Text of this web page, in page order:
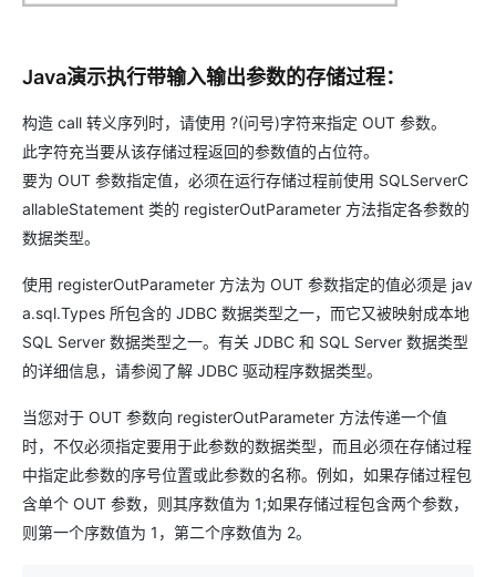
Java演示执行带输入输出参数的存储过程：
构造 call 转义序列时，请使用 ?(问号)字符来指定 OUT 参数。
此字符充当要从该存储过程返回的参数值的占位符。
要为 OUT 参数指定值，必须在运行存储过程前使用 SQLServerC
allableStatement 类的 registerOutParameter 方法指定各参数的
数据类型。
使用 registerOutParameter 方法为 OUT 参数指定的值必须是 jav
a.sql.Types 所包含的 JDBC 数据类型之一，而它又被映射成本地
SQL Server 数据类型之一。有关 JDBC 和 SQL Server 数据类型
的详细信息，请参阅了解 JDBC 驱动程序数据类型。
当您对于 OUT 参数向 registerOutParameter 方法传递一个值
时，不仅必须指定要用于此参数的数据类型，而且必须在存储过程
中指定此参数的序号位置或此参数的名称。例如，如果存储过程包
含单个 OUT 参数，则其序数值为 1;如果存储过程包含两个参数，
则第一个序数值为 1，第二个序数值为 2。